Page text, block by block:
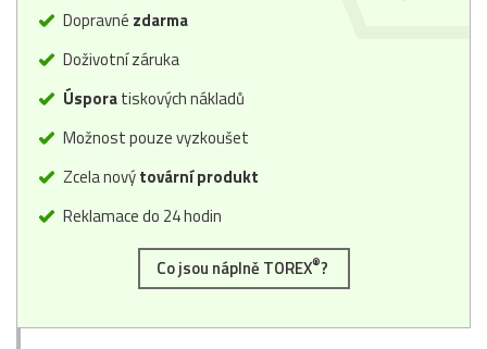
Dopravné zdarma
Doživotní záruka
Úsporatiskových nákladů
Možnost pouze vyzkoušet
Zcela novýtovární produkt
Reklamace do 24 hodin
Co jsou náplně TOREX®?